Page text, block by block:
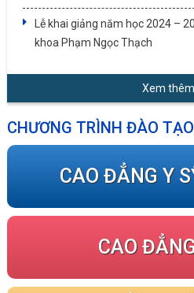
Lễ khai giảng năm học 2024 –
khoa Phạm Ngọc Thạch
Xem
CHƯƠNG TRÌNH ĐÀO TẠO
CAO ĐẲNG Y
CAO